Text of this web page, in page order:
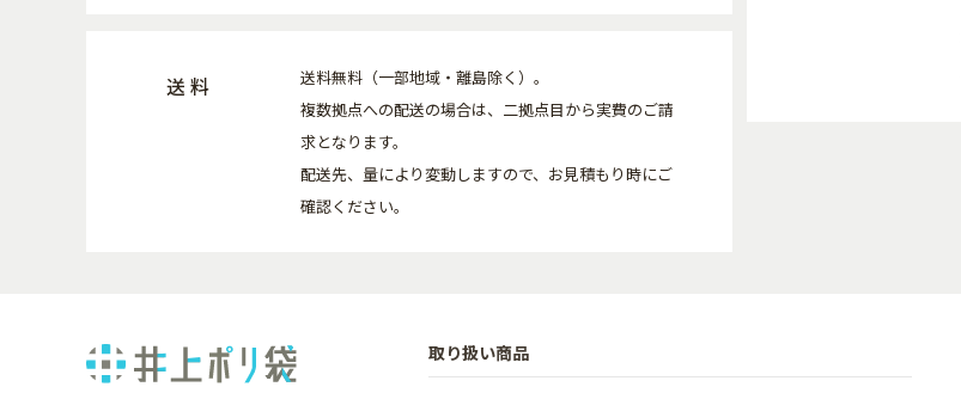
送 料
送料無料（一部地域・離島除く）。
複数拠点への配送の場合は、二拠点目から実費のご請
求となります。
配送先、量により変動しますので、お見積もり時にご
確認ください。
取り扱い商品